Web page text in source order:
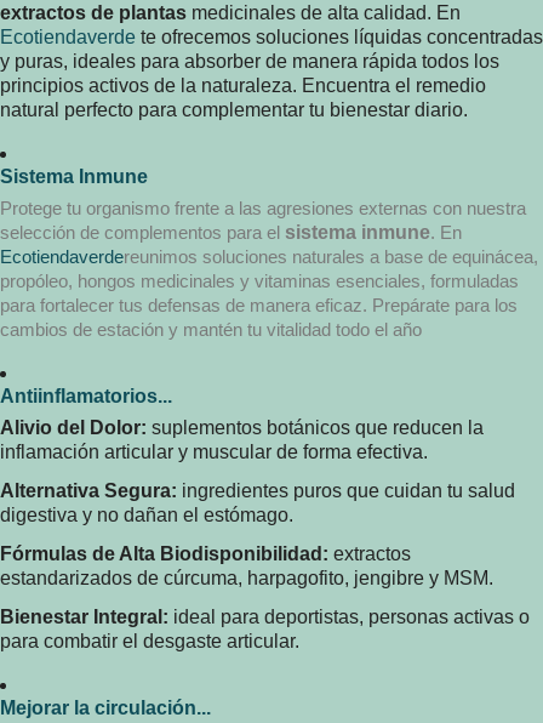
extractos de plantas medicinales de alta calidad. En
Ecotiendaverde te ofrecemos soluciones líquidas concentradas
y puras, ideales para absorber de manera rápida todos los
principios activos de la naturaleza. Encuentra el remedio
natural perfecto para complementar tu bienestar diario.
Sistema Inmune
Protege tu organismo frente a las agresiones externas con nuestra
selección de complementos para el sistema inmune. En
Ecotiendaverdereunimos soluciones naturales a base de equinácea,
propóleo, hongos medicinales y vitaminas esenciales, formuladas
para fortalecer tus defensas de manera eficaz. Prepárate para los
cambios de estación y mantén tu vitalidad todo el año
Antiinflamatorios...
Alivio del Dolor: suplementos botánicos que reducen la
inflamación articular y muscular de forma efectiva.
Alternativa Segura: ingredientes puros que cuidan tu salud
digestiva y no dañan el estómago.
Fórmulas de Alta Biodisponibilidad: extractos
estandarizados de cúrcuma, harpagofito, jengibre y MSM.
Bienestar Integral: ideal para deportistas, personas activas o
para combatir el desgaste articular.
Mejorar la circulación...